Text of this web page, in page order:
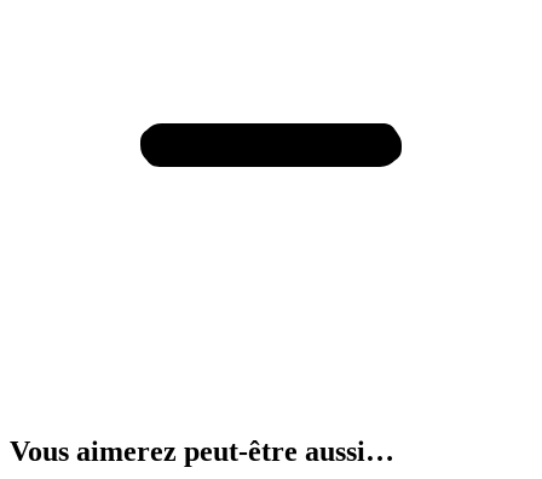
Vous aimerez peut-être aussi…